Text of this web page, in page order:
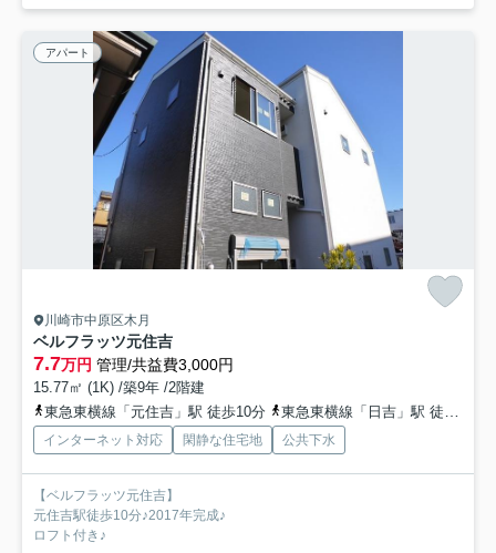
アパート
川崎市中原区木月
ベルフラッツ元住吉
7.7万円 管理/共益費3,000円
15.77㎡ (1K) /築9年 /2階建
東急東横線「元住吉」駅 徒歩10分
東急東横線「日吉」駅 徒歩13分
インターネット対応 閑静な住宅地 公共下水
【ベルフラッツ元住吉】
元住吉駅徒歩10分♪2017年完成♪
ロフト付き♪